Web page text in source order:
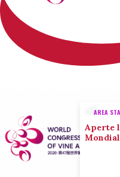
AREA
Aperte